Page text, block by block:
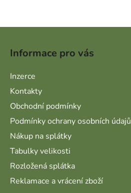
Informace pro vás
Inzerce
Kontakty
Obchodní podmínky
Podmínky ochrany osobních údajů
Nákup na splátky
Tabulky velikosti
Rozložená splátka
Reklamace a vrácení zboží